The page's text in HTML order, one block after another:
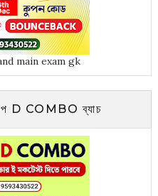
main exam gk
D COMBO ব্যাচ